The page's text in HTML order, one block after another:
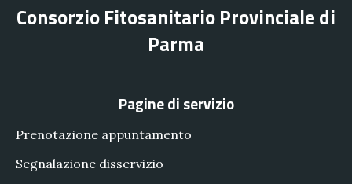
Consorzio Fitosanitario Provinciale di
Parma
Pagine di servizio
Prenotazione appuntamento
Segnalazione disservizio